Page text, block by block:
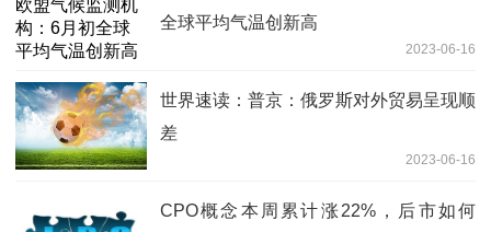
全球平均气温创新高
2023-06-16
世界速读：普京：俄罗斯对外贸易呈现顺
差
2023-06-16
CPO概念本周累计涨22%，后市如何